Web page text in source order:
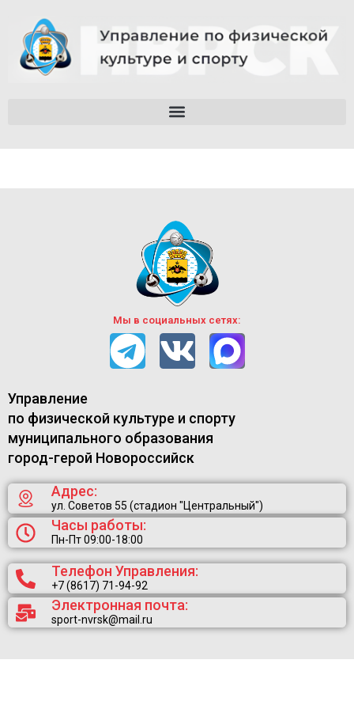
Мы в социальных сетях:
Управление
по физической культуре и спорту
муниципального образования
город-герой Новороссийск
Адрес:
ул. Советов 55 (стадион "Центральный")
Часы работы:
Пн-Пт 09:00-18:00
Телефон Управления:
+7 (8617) 71-94-92
Электронная почта:
sport-nvrsk@mail.ru